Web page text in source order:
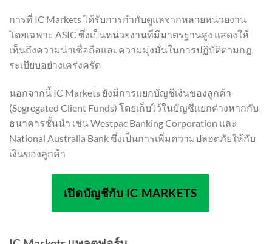
การที่ IC Markets ได้รับการกำกับดูแลจากหลายหน่วยงาน
โดยเฉพาะ ASIC ซึ่งเป็นหน่วยงานที่มีมาตรฐานสูง แสดงให้
เห็นถึงความน่าเชื่อถือและความมุ่งมั่นในการปฏิบัติตามกฎ
ระเบียบอย่างเคร่งครัด
นอกจากนี้ IC Markets ยังมีการแยกบัญชีเงินของลูกค้า
(Segregated Client Funds) โดยเก็บไว้ในบัญชีแยกต่างหากกับ
ธนาคารชั้นนำ เช่น Westpac Banking Corporation และ
National Australia Bank ซึ่งเป็นการเพิ่มความปลอดภัยให้กับ
เงินของลูกค้า
เปิดบัญชีกับ IC MARKETS